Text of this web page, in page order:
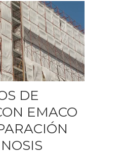
DE
EMACO